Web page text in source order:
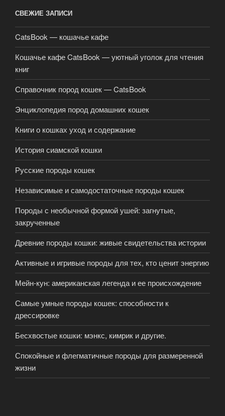
СВЕЖИЕ ЗАПИСИ
CatsBook — кошачье кафе
Кошачье кафе CatsBook — уютный уголок для чтения
книг
Справочник пород кошек — CatsBook
Энциклопедия пород домашних кошек
Книги о кошках уход и содержание
История сиамской кошки
Русские породы кошек
Независимые и самодостаточные породы кошек
Породы с необычной формой ушей: загнутые,
закрученные
Древние породы кошки: живые свидетельства истории
Активные и игривые породы для тех, кто ценит энергию
Мейн-кун: американская легенда и ее происхождение
Самые умные породы кошек: способности к
дрессировке
Бесхвостые кошки: мэнкс, кимрик и другие.
Спокойные и флегматичные породы для размеренной
жизни